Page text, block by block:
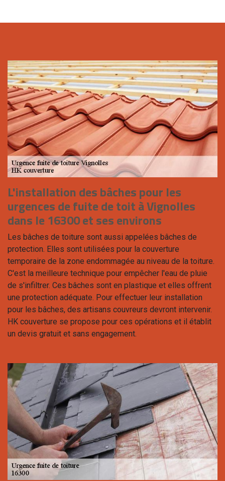
L'installation des bâches pour les
urgences de fuite de toit à Vignolles
dans le 16300 et ses environs
Les bâches de toiture sont aussi appelées bâches de
protection. Elles sont utilisées pour la couverture
temporaire de la zone endommagée au niveau de la toiture.
C'est la meilleure technique pour empêcher l'eau de pluie
de s'infiltrer. Ces bâches sont en plastique et elles offrent
une protection adéquate. Pour effectuer leur installation
pour les bâches, des artisans couvreurs devront intervenir.
HK couverture se propose pour ces opérations et il établit
un devis gratuit et sans engagement.